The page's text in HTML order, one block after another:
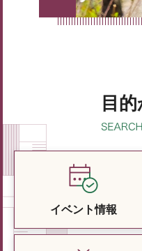
目
イベント情報